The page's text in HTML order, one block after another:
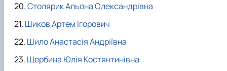
Столярик Альона Олександрівна
Шиков Артем Ігорович
Шило Анастасія Андріївна
Щербина Юлія Костянтинівна